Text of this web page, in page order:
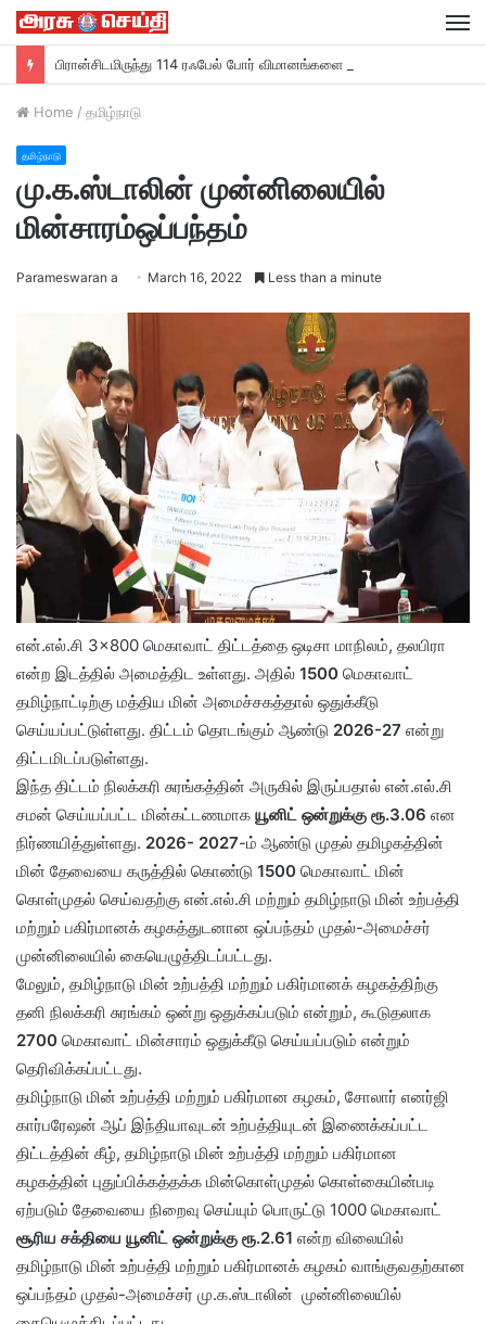
Home / தமிழ்நாடு
தமிழ்நாடு
மு.க.ஸ்டாலின் முன்னிலையில்
மின்சாரம்ஒப்பந்தம்
Parameswaran a March 16, 2022 Less than a minute
என்.எல்.சி 3×800 மெகாவாட் திட்டத்தை ஒடிசா மாநிலம், தலபிரா
என்ற இடத்தில் அமைத்திட உள்ளது. அதில் 1500 மெகாவாட்
தமிழ்நாட்டிற்கு மத்திய மின் அமைச்சகத்தால் ஒதுக்கீடு
செய்யப்பட்டுள்ளது. திட்டம் தொடங்கும் ஆண்டு 2026-27 என்று
திட்டமிடப்படுள்ளது.
இந்த திட்டம் நிலக்கரி சுரங்கத்தின் அருகில் இருப்பதால் என்.எல்.சி
சமன் செய்யப்பட்ட மின்கட்டணமாக யூனிட் ஒன்றுக்கு ரூ.3.06 என
நிர்ணயித்துள்ளது. 2026- 2027-ம் ஆண்டு முதல் தமிழகத்தின்
மின் தேவையை கருத்தில் கொண்டு 1500 மெகாவாட் மின்
கொள்முதல் செய்வதற்கு என்.எல்.சி மற்றும் தமிழ்நாடு மின் உற்பத்தி
மற்றும் பகிர்மானக் கழகத்துடனான ஒப்பந்தம் முதல்-அமைச்சர்
முன்னிலையில் கையெழுத்திடப்பட்டது.
மேலும், தமிழ்நாடு மின் உற்பத்தி மற்றும் பகிர்மானக் கழகத்திற்கு
தனி நிலக்கரி சுரங்கம் ஒன்று ஒதுக்கப்படும் என்றும், கூடுதலாக
2700 மெகாவாட் மின்சாரம் ஒதுக்கீடு செய்யப்படும் என்றும்
தெரிவிக்கப்பட்டது.
தமிழ்நாடு மின் உற்பத்தி மற்றும் பகிர்மான கழகம், சோலார் எனர்ஜி
கார்பரே‌ஷன் ஆப் இந்தியாவுடன் உற்பத்தியுடன் இணைக்கப்பட்ட
திட்டத்தின் கீழ், தமிழ்நாடு மின் உற்பத்தி மற்றும் பகிர்மான
கழகத்தின் புதுப்பிக்கத்தக்க மின்கொள்முதல் கொள்கையின்படி
ஏற்படும் தேவையை நிறைவு செய்யும் பொருட்டு 1000 மெகாவாட்
சூரிய சக்தியை யூனிட் ஒன்றுக்கு ரூ.2.61 என்ற விலையில்
தமிழ்நாடு மின் உற்பத்தி மற்றும் பகிர்மானக் கழகம் வாங்குவதற்கான
ஒப்பந்தம் முதல்-அமைச்சர் மு.க.ஸ்டாலின் முன்னிலையில்